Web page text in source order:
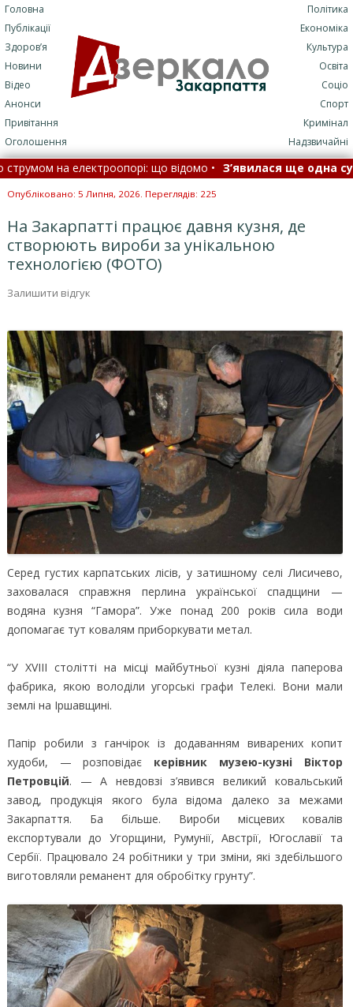
Головна
Публікації
Здоров’я
Новини
Відео
Анонси
Привітання
Оголошення
Політика
Економіка
Культура
Освіта
Соціо
Спорт
Кримінал
Надзвичайні
на електроопорі: що відомо • З’явилася ще одна сумна
балістика та С-400, є прильоти: як ППО відбила нічну атаку РФ
Опубліковано: 5 Липня, 2026. Переглядів: 225
На Закарпатті працює давня кузня, де
створюють вироби за унікальною
технологією (ФОТО)
Залишити відгук
Серед густих карпатських лісів, у затишному селі Лисичево,
заховалася справжня перлина української спадщини —
водяна кузня “Гамора”. Уже понад 200 років сила води
допомагає тут ковалям приборкувати метал.
“У ХVIII столітті на місці майбутньої кузні діяла паперова
фабрика, якою володіли угорські графи Телекі. Вони мали
землі на Іршавщині.
Папір робили з ганчірок із додаванням виварених копит
худоби, — розповідає керівник музею-кузні Віктор
Петровцій. — А невдовзі з’явився великий ковальський
завод, продукція якого була відома далеко за межами
Закарпаття. Ба більше. Вироби місцевих ковалів
експортували до Угорщини, Румунії, Австрії, Югославії та
Сербії. Працювало 24 робітники у три зміни, які здебільшого
виготовляли реманент для обробітку грунту”.